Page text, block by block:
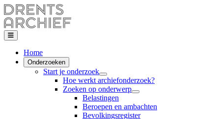
Home
Onderzoeken
Start je onderzoek
Hoe werkt archiefonderzoek?
Zoeken op onderwerp
Belastingen
Beroepen en ambachten
Bevolkingsregister